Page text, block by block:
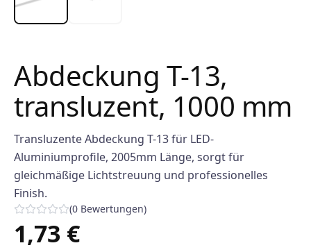
Abdeckung T-13,
transluzent, 1000 mm
Transluzente Abdeckung T-13 für LED-
Aluminiumprofile, 2005mm Länge, sorgt für
gleichmäßige Lichtstreuung und professionelles
Finish.
(0 Bewertungen)
1,73 €